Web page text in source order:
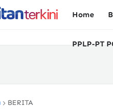
Home
PPLP-PT
BERITA